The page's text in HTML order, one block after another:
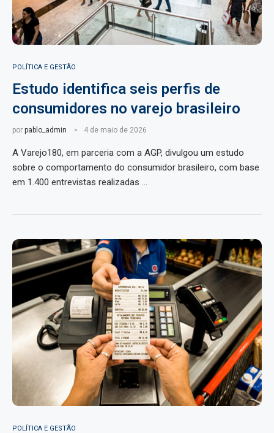
POLÍTICA E GESTÃO
Estudo identifica seis perfis de
consumidores no varejo brasileiro
por pablo_admin 4 de maio de 2026
A Varejo180, em parceria com a AGP, divulgou um estudo
sobre o comportamento do consumidor brasileiro, com base
em 1.400 entrevistas realizadas …
POLÍTICA E GESTÃO